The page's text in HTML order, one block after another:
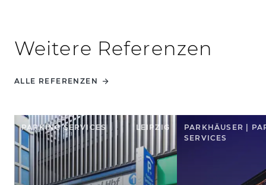
Weitere Referenzen
ALLE REFERENZEN
PARKING SERVICES LEIPZIG
PARKHÄUSER |
SERVICES